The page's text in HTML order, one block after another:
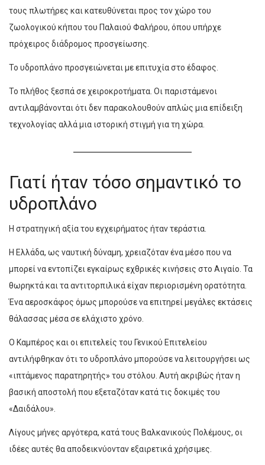
τους πλωτήρες και κατευθύνεται προς τον χώρο του
ζωολογικού κήπου του Παλαιού Φαλήρου, όπου υπήρχε
πρόχειρος διάδρομος προσγείωσης.
Το υδροπλάνο προσγειώνεται με επιτυχία στο έδαφος.
Το πλήθος ξεσπά σε χειροκροτήματα. Οι παριστάμενοι
αντιλαμβάνονται ότι δεν παρακολουθούν απλώς μια επίδειξη
τεχνολογίας αλλά μια ιστορική στιγμή για τη χώρα.
Γιατί ήταν τόσο σημαντικό το
υδροπλάνο
Η στρατηγική αξία του εγχειρήματος ήταν τεράστια.
Η Ελλάδα, ως ναυτική δύναμη, χρειαζόταν ένα μέσο που να
μπορεί να εντοπίζει εγκαίρως εχθρικές κινήσεις στο Αιγαίο. Τα
θωρηκτά και τα αντιτορπιλικά είχαν περιορισμένη ορατότητα.
Ένα αεροσκάφος όμως μπορούσε να επιτηρεί μεγάλες εκτάσεις
θάλασσας μέσα σε ελάχιστο χρόνο.
Ο Καμπέρος και οι επιτελείς του Γενικού Επιτελείου
αντιλήφθηκαν ότι το υδροπλάνο μπορούσε να λειτουργήσει ως
«ιπτάμενος παρατηρητής» του στόλου. Αυτή ακριβώς ήταν η
βασική αποστολή που εξεταζόταν κατά τις δοκιμές του
«Δαιδάλου».
Λίγους μήνες αργότερα, κατά τους Βαλκανικούς Πολέμους, οι
ιδέες αυτές θα αποδεικνύονταν εξαιρετικά χρήσιμες.